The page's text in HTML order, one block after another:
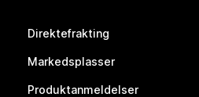
Direktefrakting
Markedsplasser
Produktanmeldelser